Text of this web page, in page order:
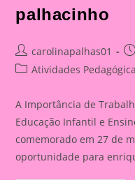
palhacinho
Post
author:
carolinapalhas01
PostAtividades
A Importância de
Educação Infantil e
comemorado em 27 de
oportunidade para